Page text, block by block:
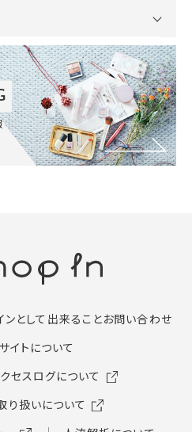
ンとして出来ることお問い合わせ
イトについて
セスログについて
り扱いについて